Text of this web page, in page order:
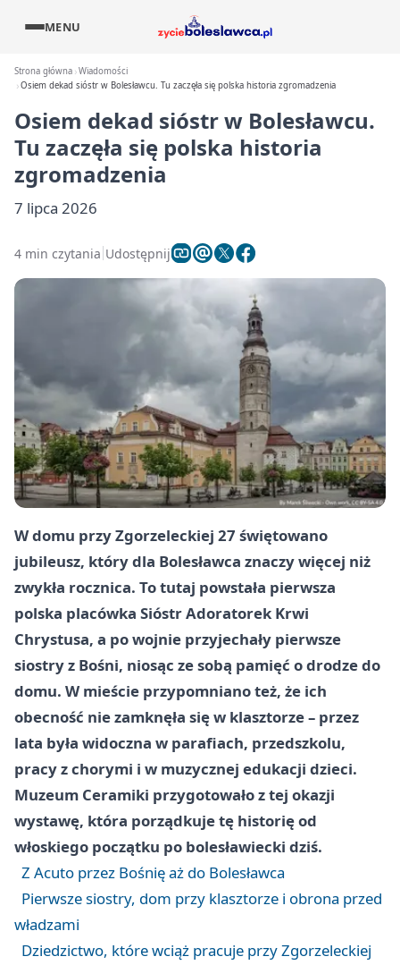
MENU
Strona główna Wiadomości
Osiem dekad sióstr w Bolesławcu. Tu zaczęła się polska historia zgromadzenia
Osiem dekad sióstr w Bolesławcu.
Tu zaczęła się polska historia
zgromadzenia
7 lipca 2026
4 min czytania Udostępnij
W domu przy Zgorzeleckiej 27 świętowano
jubileusz, który dla Bolesławca znaczy więcej niż
zwykła rocznica. To tutaj powstała pierwsza
polska placówka Sióstr Adoratorek Krwi
Chrystusa, a po wojnie przyjechały pierwsze
siostry z Bośni, niosąc ze sobą pamięć o drodze do
domu. W mieście przypomniano też, że ich
obecność nie zamknęła się w klasztorze – przez
lata była widoczna w parafiach, przedszkolu,
pracy z chorymi i w muzycznej edukacji dzieci.
Muzeum Ceramiki przygotowało z tej okazji
wystawę, która porządkuje tę historię od
włoskiego początku po bolesławiecki dziś.
Z Acuto przez Bośnię aż do Bolesławca
Pierwsze siostry, dom przy klasztorze i obrona przed
władzami
Dziedzictwo, które wciąż pracuje przy Zgorzeleckiej